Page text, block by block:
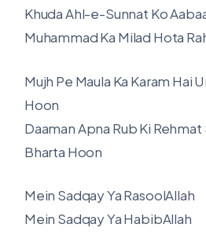
Khuda Ahl-e-Sunnat Ko
Muhammad Ka Milad Hota
Mujh Pe Maula Ka Karam Hai
Hoon
Daaman Apna Rub Ki
Bharta Hoon
Mein Sadqay Ya RasoolAllah
Mein Sadqay Ya HabibAllah